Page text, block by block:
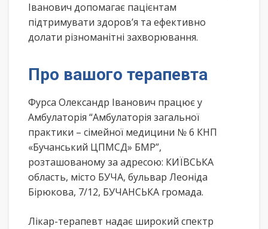
Іванович допомагає пацієнтам
підтримувати здоров’я та ефективно
долати різноманітні захворювання.
Про вашого терапевта
Фурса Олександр Іванович працює у
Амбулаторія “Амбулаторія загальної
практики – сімейної медицини № 6 КНП
«Бучанський ЦПМСД» БМР”,
розташованому за адресою: КИЇВСЬКА
область, місто БУЧА, бульвар Леоніда
Бірюкова, 7/12, БУЧАНСЬКА громада.
Лікар-терапевт надає широкий спектр